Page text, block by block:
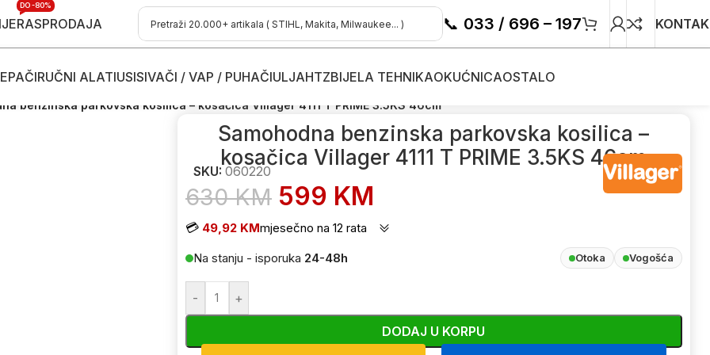
RASPRODAJA
DO -80%
📞 033 / 696 – 197
RUČNI ALATIUSISIVAČI / VAP / PUHAČIULJAHTZBIJELA TEHNIKAOKUĆNICAOSTALO
Benzinske kosilice - kosačice Benzinske parkovske kosilice-kosačice
benzinska parkovska kosilica – kosačica Villager 4111 T PRIME 3.5KS 46cm
Samohodna benzinska parkovska kosilica –
kosačica Villager 4111 T PRIME 3.5KS 46cm
SKU: 060220
630KM 599 KM
💳 49,92 KMmjesečno na 12 rata
Na stanju - isporuka 24-48h Otoka Vogošća
- +
DODAJ U KORPU